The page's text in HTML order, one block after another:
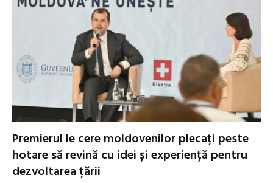
Premierul le cere moldovenilor plecați peste
hotare să revină cu idei și experiență pentru
dezvoltarea țării